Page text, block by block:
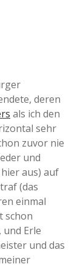
deren
als ich den
sehr
zuvor nie
und
aus) auf
(das
einmal
schon
und Erle
und das